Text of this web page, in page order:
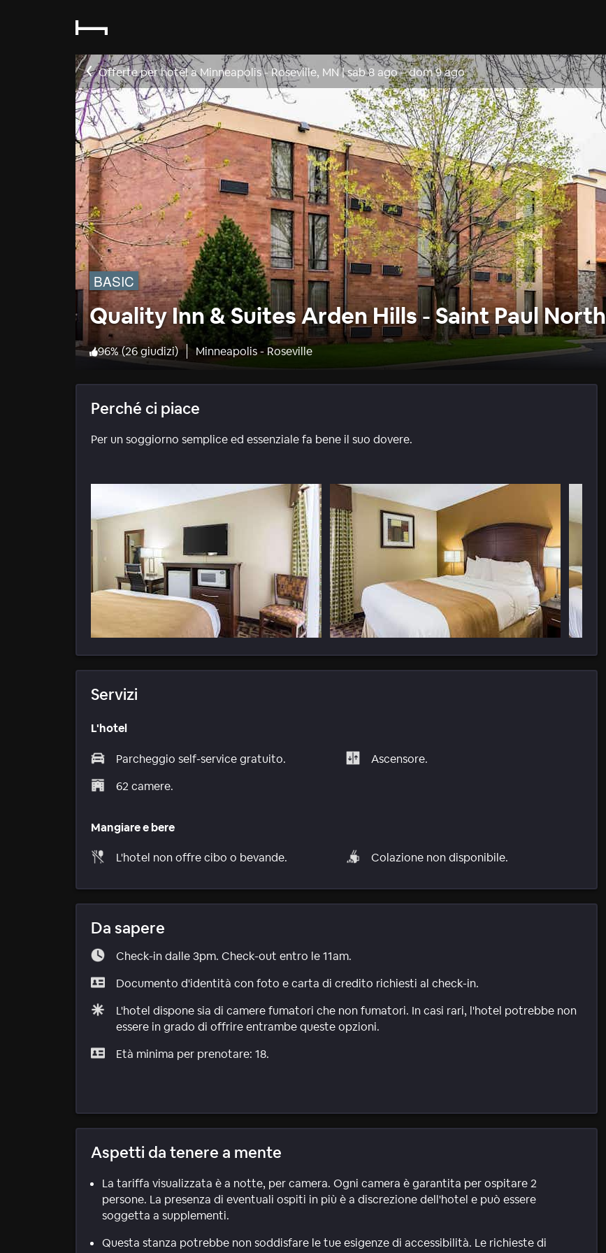
Offerte per hotel a Minneapolis - Roseville, MN|sab 8 ago–dom 9 ago
BASIC
Quality Inn & Suites Arden Hills - Saint Paul North
96%(26 giudizi) Minneapolis - Roseville
Perché ci piace
Per un soggiorno semplice ed essenziale fa bene il suo dovere.
Servizi
L'hotel
Parcheggio self-service gratuito.
62 camere.
Ascensore.
Mangiare e bere
L'hotel non offre cibo o bevande. Colazione non disponibile.
Da sapere
Check-in dalle 3pm. Check-out entro le 11am.
Documento d'identità con foto e carta di credito richiesti al check-in.
L'hotel dispone sia di camere fumatori che non fumatori. In casi rari, l'hotel potrebbe non
essere in grado di offrire entrambe queste opzioni.
Età minima per prenotare: 18.
Aspetti da tenere a mente
La tariffa visualizzata è a notte, per camera. Ogni camera è garantita per ospitare 2
persone. La presenza di eventuali ospiti in più è a discrezione dell'hotel e può essere
soggetta a supplementi.
Questa stanza potrebbe non soddisfare le tue esigenze di accessibilità. Le richieste di